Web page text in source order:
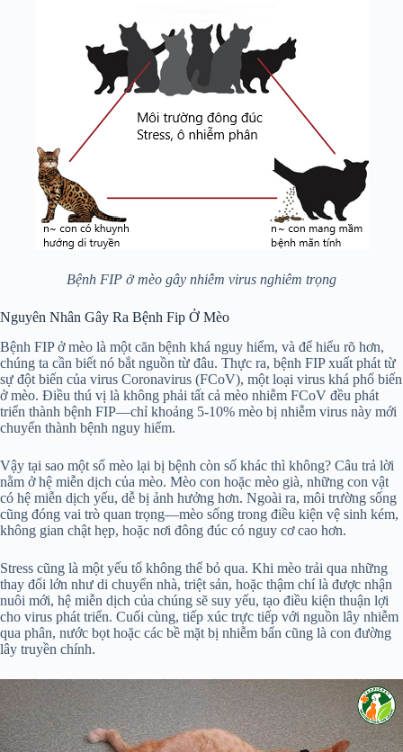
Bệnh FIP ở mèo gây nhiễm virus nghiêm trọng
Nguyên Nhân Gây Ra Bệnh Fip Ở Mèo
Bệnh FIP ở mèo là một căn bệnh khá nguy hiểm, và để hiểu rõ hơn,
chúng ta cần biết nó bắt nguồn từ đâu. Thực ra, bệnh FIP xuất phát từ
sự đột biến của virus Coronavirus (FCoV), một loại virus khá phổ biến
ở mèo. Điều thú vị là không phải tất cả mèo nhiễm FCoV đều phát
triển thành bệnh FIP—chỉ khoảng 5-10% mèo bị nhiễm virus này mới
chuyển thành bệnh nguy hiểm.
Vậy tại sao một số mèo lại bị bệnh còn số khác thì không? Câu trả lời
nằm ở hệ miễn dịch của mèo. Mèo con hoặc mèo già, những con vật
có hệ miễn dịch yếu, dễ bị ảnh hưởng hơn. Ngoài ra, môi trường sống
cũng đóng vai trò quan trọng—mèo sống trong điều kiện vệ sinh kém,
không gian chật hẹp, hoặc nơi đông đúc có nguy cơ cao hơn.
Stress cũng là một yếu tố không thể bỏ qua. Khi mèo trải qua những
thay đổi lớn như di chuyển nhà, triệt sản, hoặc thậm chí là được nhận
nuôi mới, hệ miễn dịch của chúng sẽ suy yếu, tạo điều kiện thuận lợi
cho virus phát triển. Cuối cùng, tiếp xúc trực tiếp với nguồn lây nhiễm
qua phân, nước bọt hoặc các bề mặt bị nhiễm bẩn cũng là con đường
lây truyền chính.